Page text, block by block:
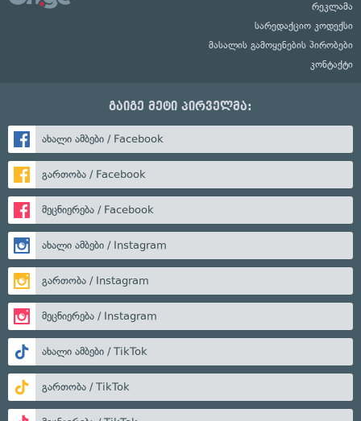
რეკლამა
სარედაქციო კოდექსი
მასალის გამოყენების პირობები
კონტაქტი
გაიგე მეტი პირველმა:
ახალი ამბები / Facebook
გართობა / Facebook
მეცნიერება / Facebook
ახალი ამბები / Instagram
გართობა / Instagram
მეცნიერება / Instagram
ახალი ამბები / TikTok
გართობა / TikTok